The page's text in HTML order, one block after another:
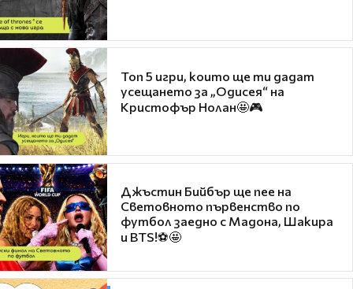
Топ 5 игри, които ще ти дадат
усещането за „Одисея“ на
Кристофър Нолан🤩🎮
Джъстин Бийбър ще пее на
Световното първенство по
футбол заедно с Мадона, Шакира
и BTS!⚽🤩